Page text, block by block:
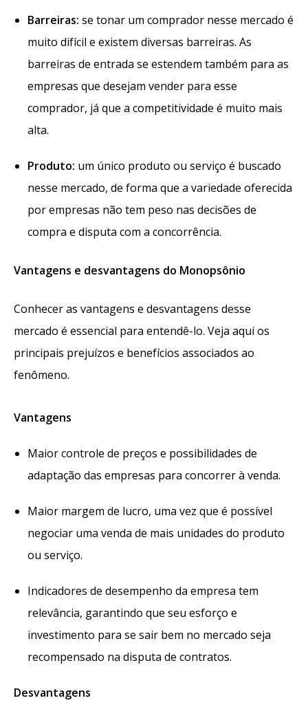
Barreiras: se tonar um comprador nesse mercado é
muito difícil e existem diversas barreiras. As
barreiras de entrada se estendem também para as
empresas que desejam vender para esse
comprador, já que a competitividade é muito mais
alta.
Produto: um único produto ou serviço é buscado
nesse mercado, de forma que a variedade oferecida
por empresas não tem peso nas decisões de
compra e disputa com a concorrência.
Vantagens e desvantagens do Monopsônio
Conhecer as vantagens e desvantagens desse
mercado é essencial para entendê-lo. Veja aqui os
principais prejuízos e benefícios associados ao
fenômeno.
Vantagens
Maior controle de preços e possibilidades de
adaptação das empresas para concorrer à venda.
Maior margem de lucro, uma vez que é possível
negociar uma venda de mais unidades do produto
ou serviço.
Indicadores de desempenho da empresa tem
relevância, garantindo que seu esforço e
investimento para se sair bem no mercado seja
recompensado na disputa de contratos.
Desvantagens